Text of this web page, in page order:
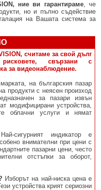
ние ви гарантираме, че
но и пълно съдействие
на Вашата система за
считаме за свой дълг
свързани с
за видеонаблюдение.
на българския пазар
продукти с неясен произход
за пазари извън
модифицирани устройства,
облачни услуги и нямат
сигурният индикатор е
внимателни при цени с
пазарни цени, често
отстъпки за оборот,
Изборът на най-ниска цена е
устройства крият сериозни